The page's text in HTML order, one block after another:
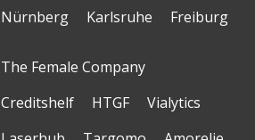
Nürnberg
Karlsruhe Freiburg
The Female Company
Creditshelf
HTGF
Vialytics